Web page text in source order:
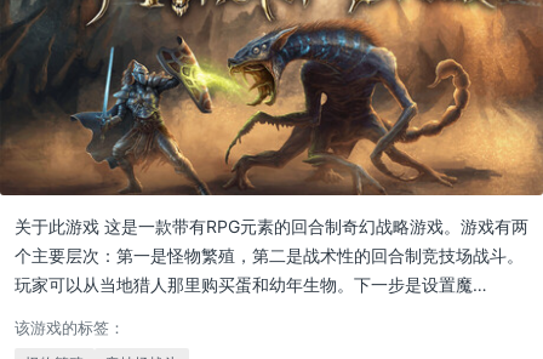
关于此游戏 这是一款带有RPG元素的回合制奇幻战略游戏。游戏有两
个主要层次：第一是怪物繁殖，第二是战术性的回合制竞技场战斗。
玩家可以从当地猎人那里购买蛋和幼年生物。下一步是设置魔…
该游戏的标签：